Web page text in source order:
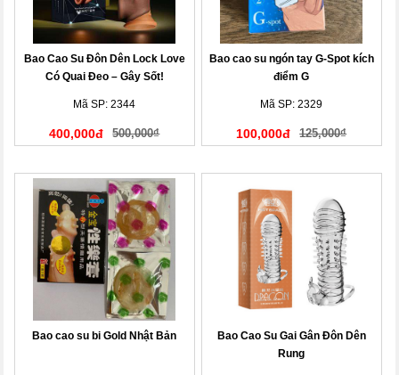
Bao Cao Su Đôn Dên Lock Love
Có Quai Đeo – Gây Sốt!
Mã SP: 2344
400,000đ 500,000₫
Bao cao su ngón tay G-Spot kích
điểm G
Mã SP: 2329
100,000đ 125,000₫
Bao cao su bi Gold Nhật Bản
Bao Cao Su Gai Gân Đôn Dên
Rung